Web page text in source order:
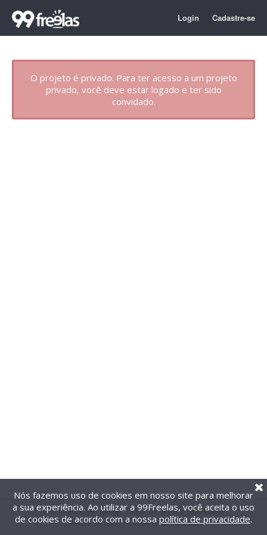
Login Cadastre-se
O projeto é privado. Para ter acesso a um projeto
privado, você deve estar logado e ter sido
convidado.
@2014-2026 99Freelas. Todos os direitos reservados.
Termos de uso| Política de privacidade
Nós fazemos uso de cookies em nosso site para melhorar
a sua experiência. Ao utilizar a 99Freelas, você aceita o uso
de cookies de acordo com a nossa política de privacidade.